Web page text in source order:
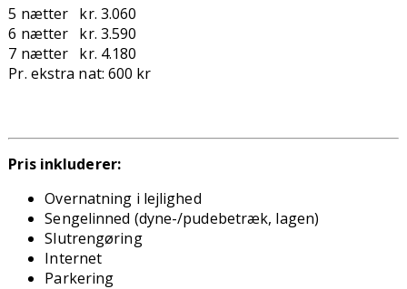
5 nætter kr. 3.060
6 nætter kr. 3.590
7 nætter kr. 4.180
Pr. ekstra nat: 600 kr
Pris inkluderer:
Overnatning i lejlighed
Sengelinned (dyne-/pudebetræk, lagen)
Slutrengøring
Internet
Parkering